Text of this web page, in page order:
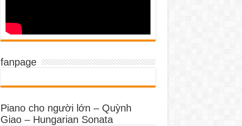
fanpage
Piano cho người lớn – Quỳnh
Giao – Hungarian Sonata